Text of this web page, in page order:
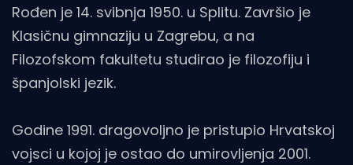
Rođen je 14. svibnja 1950. u Splitu. Završio je
Klasičnu gimnaziju u Zagrebu, a na
Filozofskom fakultetu studirao je filozofiju i
španjolski jezik.
Godine 1991. dragovoljno je pristupio Hrvatskoj
vojsci u kojoj je ostao do umirovljenja 2001.